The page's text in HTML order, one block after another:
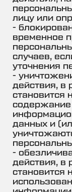
лицу или
-
временное
случаев,
уточнения
-
действия, в
становится
содержание
данных и
-
действия, в
становится